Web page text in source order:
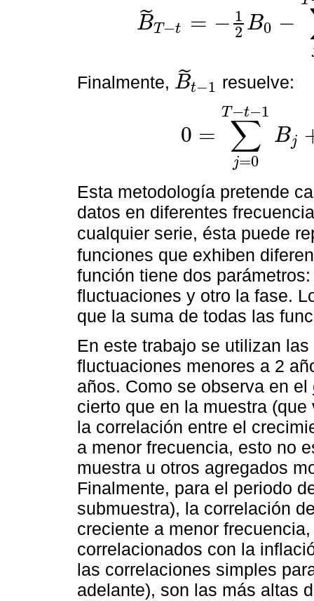
B
˜T −t = − 1
2 B0 −
Finalmente, B
˜t−1
B˜t−1 resuelve:
0 = ∑
j=0
T −t−1
Bj
0= j=0T Bj t+∑j =1 −
Esta metodología pretende
datos en diferentes
cualquier serie, ésta puede
funciones que exhiben
función tiene dos
fluctuaciones y otro la fase.
que la suma de todas las
En este trabajo se utilizan
fluctuaciones menores a 2
años. Como se observa en el
cierto que en la muestra
la correlación entre el
a menor frecuencia, esto no
muestra u otros agregados
Finalmente, para el periodo
submuestra), la correlación
creciente a menor
correlacionados con la
las correlaciones simples
adelante), son las más altas